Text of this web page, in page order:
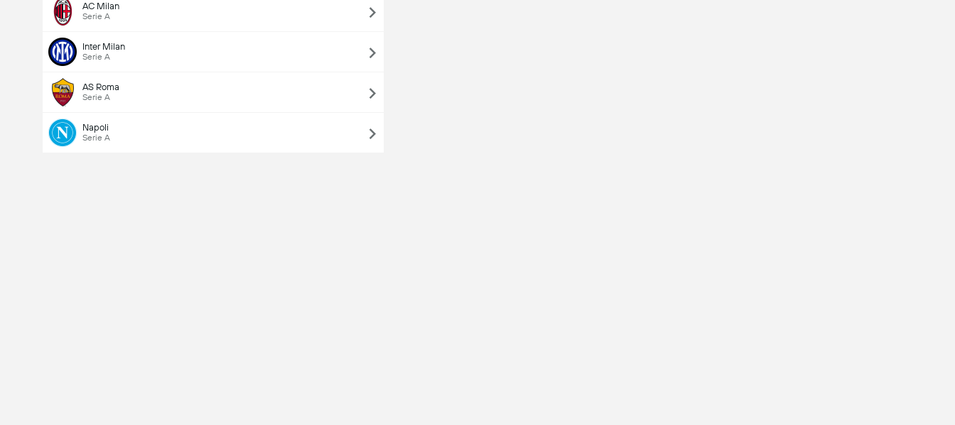
AC Milan
Serie A
Inter Milan
Serie A
AS Roma
Serie A
Napoli
Serie A